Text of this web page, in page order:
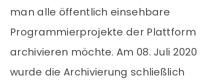
man alle öffentlich einsehbare
Programmierprojekte der Plattform
archivieren möchte. Am 08. Juli 2020
wurde die Archivierung schließlich